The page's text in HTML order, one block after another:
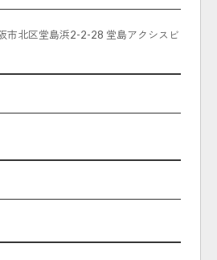
市北区堂島浜2-2-28 堂島アクシスビ